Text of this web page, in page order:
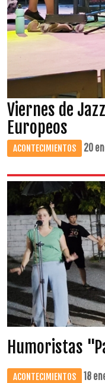
Viernes de
Europeos
ACONTECIMIENTOS 20
Humoristas
ACONTECIMIENTOS 18